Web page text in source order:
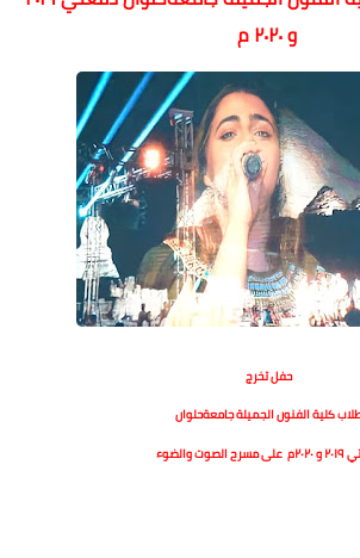
و ٢٠٢٠ م
حفل تخرج
كلية الفنون الجميلة جامعةحلوان
ع
لى مسرح الصوت والضوء